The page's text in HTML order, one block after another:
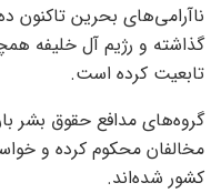
ناآرامی‌های بحرین تاکنون
گذاشته و رژیم آل خلیفه
تابعیت کرده است.
گروه‌های مدافع حقوق بشر
مخالفان محکوم کرده و
کشور شده‌اند.